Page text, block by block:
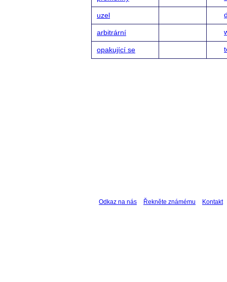
uzel
arbitrární
opakující se
Odkaz na nás Řekněte známému Kontakt